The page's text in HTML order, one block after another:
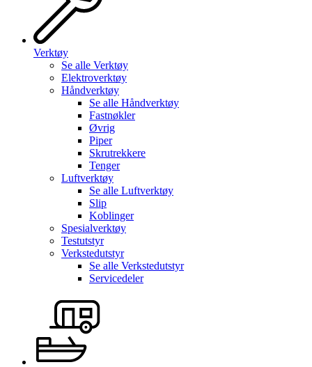
Verktøy
Se alle Verktøy
Elektroverktøy
Håndverktøy
Se alle Håndverktøy
Fastnøkler
Øvrig
Piper
Skrutrekkere
Tenger
Luftverktøy
Se alle Luftverktøy
Slip
Koblinger
Spesialverktøy
Testutstyr
Verkstedutstyr
Se alle Verkstedutstyr
Servicedeler